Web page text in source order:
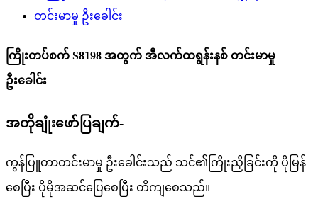
ကြိုးတပ်စက် S8198 အတွက် အီလက်ထရွန်းနစ် တင်းမာမှု
ဦးခေါင်း
အတိုချုံးဖော်ပြချက်-
ကွန်ပြူတာတင်းမာမှု ဦးခေါင်းသည် သင်၏ကြိုးညှိခြင်းကို ပိုမြန်
စေပြီး ပိုမိုအဆင်ပြေစေပြီး တိကျစေသည်။